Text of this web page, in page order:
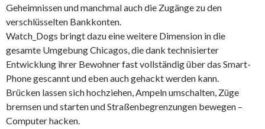
Geheimnissen und manchmal auch die Zugänge zu den
verschlüsselten Bankkonten.
Watch_Dogs bringt dazu eine weitere Dimension in die
gesamte Umgebung Chicagos, die dank technisierter
Entwicklung ihrer Bewohner fast vollständig über das Smart-
Phone gescannt und eben auch gehackt werden kann.
Brücken lassen sich hochziehen, Ampeln umschalten, Züge
bremsen und starten und Straßenbegrenzungen bewegen –
Computer hacken.